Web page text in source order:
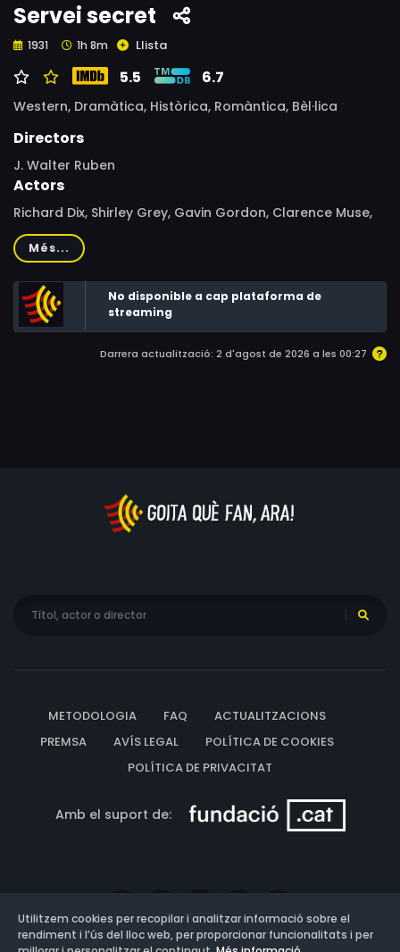
Servei secret
1931 1h 8m Llista
5.5 6.7
Western, Dramàtica, Històrica, Romàntica, Bèl·lica
Directors
J. Walter Ruben
Actors
Richard Dix, Shirley Grey, Gavin Gordon, Clarence Muse,
William Post Jr., Frederick Burton, Nance O'Neil, Harold
Kinney, Eugene Jackson, Florence Lake, E. Alyn Warren,
Gertrude Howard
Més...
No disponible a cap plataforma de
streaming
Darrera actualització: 2 d'agost de 2026 a les 00:27
METODOLOGIA FAQ
ACTUALITZACIONS
PREMSA
AVÍS LEGAL
POLÍTICA DE COOKIES
POLÍTICA DE PRIVACITAT
Amb el suport de:
Utilitzem cookies per recopilar i analitzar informació sobre el
rendiment i l’ús del lloc web, per proporcionar funcionalitats i per